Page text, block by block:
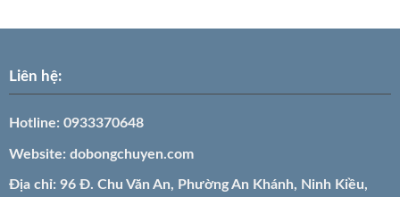
Liên hệ:
Hotline: 0933370648
Website: dobongchuyen.com
Địa chỉ: 96 Đ. Chu Văn An, Phường An Khánh, Ninh Kiều,